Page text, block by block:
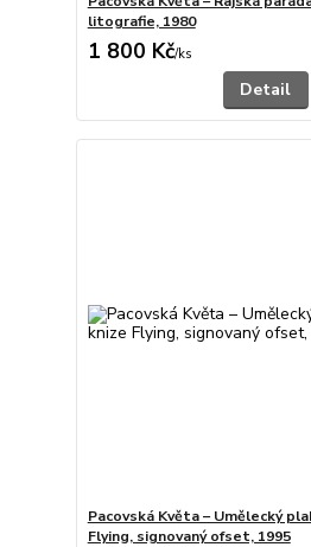
litografie, 1980
1 800 Kč/ks
Detail
Pacovská Květa – Umělecký
Flying, signovaný ofset, 1995